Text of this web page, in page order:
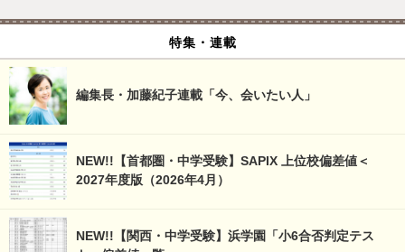
特集・連載
編集長・加藤紀子連載「今、会いたい人」
NEW!!【首都圏・中学受験】SAPIX 上位校偏差値＜
2027年度版（2026年4月）
NEW!!【関西・中学受験】浜学園「小6合否判定テス